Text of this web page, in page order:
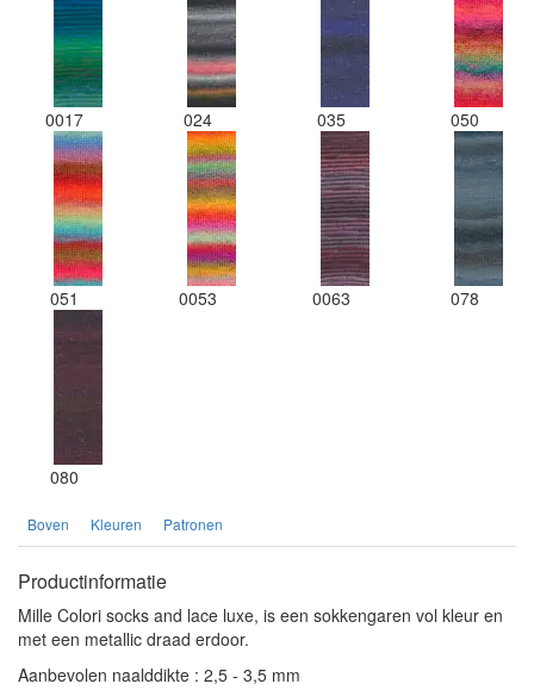
0017 024 035 050
051 0053 0063 078
080
Boven Kleuren Patronen
Productinformatie
Mille Colori socks and lace luxe, is een sokkengaren vol kleur en
met een metallic draad erdoor.
Aanbevolen naalddikte : 2,5 - 3,5 mm